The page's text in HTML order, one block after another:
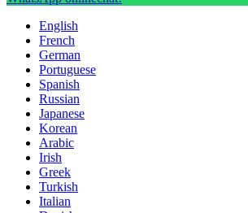
English
French
German
Portuguese
Spanish
Russian
Japanese
Korean
Arabic
Irish
Greek
Turkish
Italian